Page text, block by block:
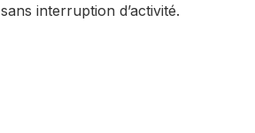
sans interruption d’activité.